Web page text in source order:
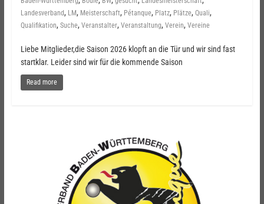
Landesverband, LM, Meisterschaft, Pétanque, Platz, Plätze, Quali,
Qualifikation, Suche, Veranstalter, Veranstaltung, Verein, Vereine
Liebe Mitglieder,die Saison 2026 klopft an die Tür und wir sind fast
startklar. Leider sind wir für die kommende Saison
Read more